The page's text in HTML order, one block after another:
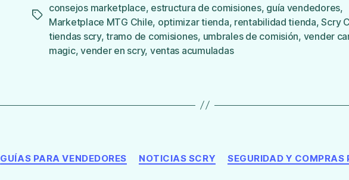
Etiquetas
consejos marketplace, estructura de comisiones, guía vendedores,
Marketplace MTG Chile, optimizar tienda, rentabilidad tienda,Scry
tiendas scry,tramo de comisiones, umbrales de comisión, vender
magic,vender en scry, ventas acumuladas
Categorías
GUÍAS PARA VENDEDORES NOTICIAS SCRY SEGURIDAD Y COMPRAS